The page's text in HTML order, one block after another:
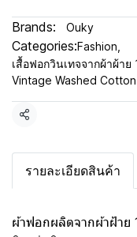
Brands: Ouky
Categories:Fashion
เสื้อฟอกวินเทจจากผ้าผ้า
Vintage Washed Cotton
Share
รายละเอียดสินค้า
ผ้าฟอกผลิตจากผ้าฝ้าย